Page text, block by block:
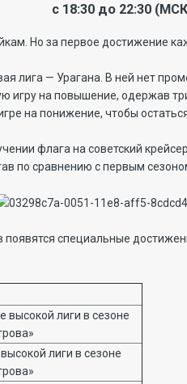
с 18:30 до 22:30
Но за первое достижение
лига — Урагана. В ней нет
игру на повышение, одержав
на понижение, чтобы остаться
флага на советский
по сравнению с первым
появятся специальные
высокой лиги в сезоне
лиги в сезоне